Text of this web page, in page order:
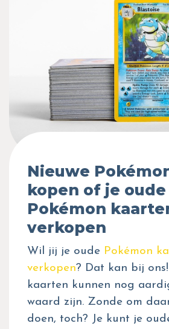
Nieuwe
kopen of je oude
Pokémon
verkopen
Wil jij je oude Pokémon
verkopen? Dat kan bij
kaarten kunnen nog
waard zijn. Zonde om
doen, toch? Je kunt je